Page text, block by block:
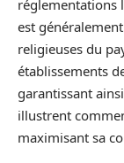
réglementations
est
religieuses du
établissements
garantissant
illustrent
maximisant sa